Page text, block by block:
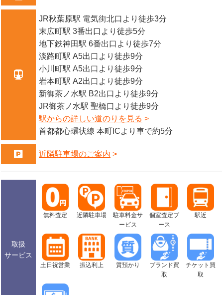
質・買取来店予約サービス
』をご利用いただくと、優先的に査定ブー
スを確保し、お待たせすることなくスムーズに査定へとご案内できますの
で、多くのお客様からご好評いただいております。もちろん予約なしでのご
来店も大歓迎ですので、お客様のご都合に合わせてご利用ください。
来店前におおよその査定額が知りたい方は、写真を撮って送るだけで買取・
質入れ価格の目安がわかる、便利な『LINE査定』もおこなっております。
「これっていくらになるのかな？」と気になるお品物がございましたら、お
気軽にお問い合わせください。
大黒屋 質秋葉原買取センタースタッフ一同、皆様のご利用を心よりお待ちし
JR秋葉原駅 電気街北口より徒歩3分
末広町駅 3番出口より徒歩5分
地下鉄神田駅 6番出口より徒歩7分
淡路町駅 A5出口より徒歩9分
小川町駅 A5出口より徒歩9分
岩本町駅 A2出口より徒歩9分
新御茶ノ水駅 B2出口より徒歩9分
JR御茶ノ水駅 聖橋口より徒歩9分
駅からの詳しい道のりを見る
首都都心環状線 本町ICより車で約5分
近隣駐車場のご案内
取扱
サービス
無料査定 近隣駐車場
駐車料金サ
ービス
個室査定ブ
ース
駅近
土日祝営業 振込利上 質預かり
ブランド買
取
チケット買
取